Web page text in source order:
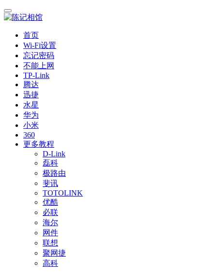
首页
Wi-Fi设置
忘记密码
不能上网
TP-Link
腾达
迅捷
水星
华为
小米
360
更多教程
D-Link
磊科
极路由
斐讯
TOTOLINK
优酷
必联
海尔
网件
联想
聚网捷
高科